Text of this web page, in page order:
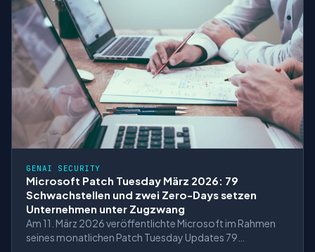
GENAI SECURITY
Microsoft Patch Tuesday März 2026: 79
Schwachstellen und zwei Zero-Days setzen
Unternehmen unter Zugzwang
Am 11. März 2026 veröffentlichte Microsoft im Rahmen
seines monatlichen Patch Tuesday Updates 79